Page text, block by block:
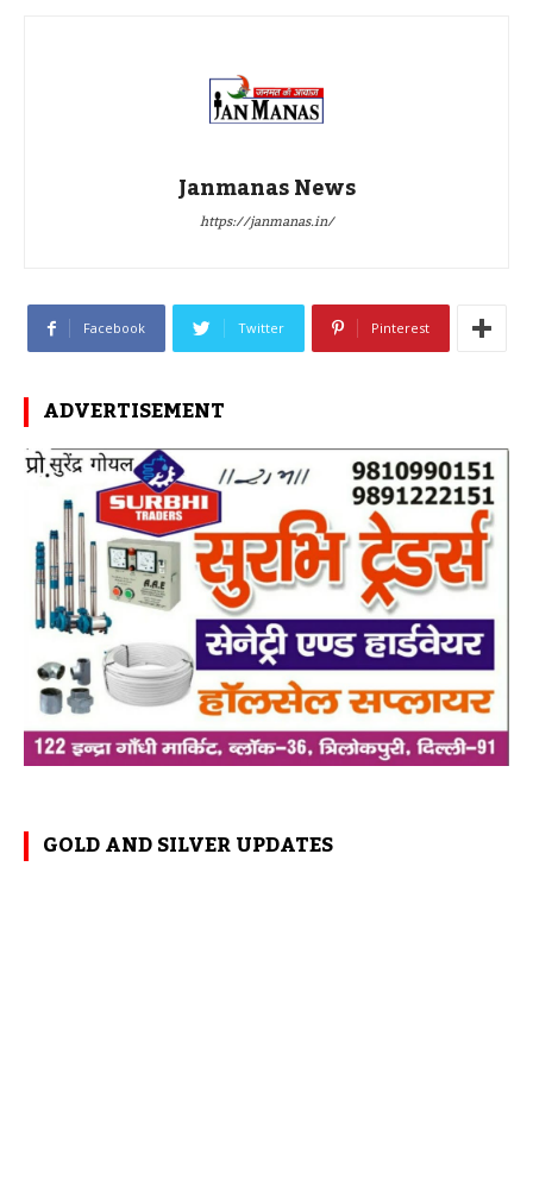
Janmanas News
https://janmanas.in/
Facebook Twitter Pinterest
ADVERTISEMENT
GOLD AND SILVER UPDATES